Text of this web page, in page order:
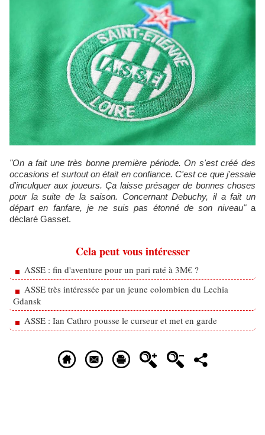
"On a fait une très bonne première période. On s'est créé des
occasions et surtout on était en confiance. C'est ce que j'essaie
d'inculquer aux joueurs. Ça laisse présager de bonnes choses
pour la suite de la saison. Concernant Debuchy, il a fait un
départ en fanfare, je ne suis pas étonné de son niveau"a
déclaré Gasset.
Cela peut vous intéresser
ASSE : fin d'aventure pour un pari raté à 3M€ ?
ASSE très intéressée par un jeune colombien du Lechia
Gdansk
ASSE : Ian Cathro pousse le curseur et met en garde